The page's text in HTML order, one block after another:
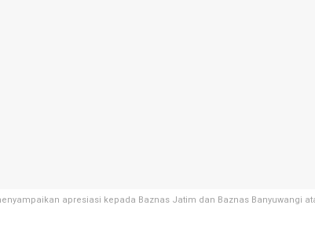
apresiasi kepada Baznas Jatim dan Baznas Banyuwangi